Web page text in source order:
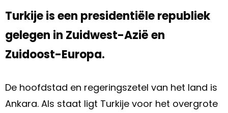
Turkije is een presidentiële republiek
gelegen in Zuidwest-Azië en
Zuidoost-Europa.
De hoofdstad en regeringszetel van het land is
Ankara. Als staat ligt Turkije voor het overgrote